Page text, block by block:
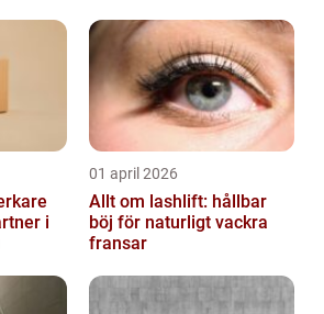
i
01 april 2026
Allt om lashlift: hållbar
böj för naturligt vackra
fransar